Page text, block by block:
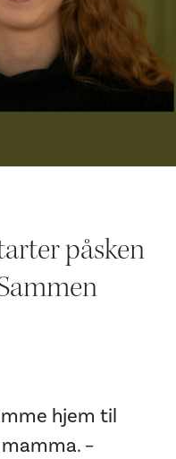
påsken
hjem til
–